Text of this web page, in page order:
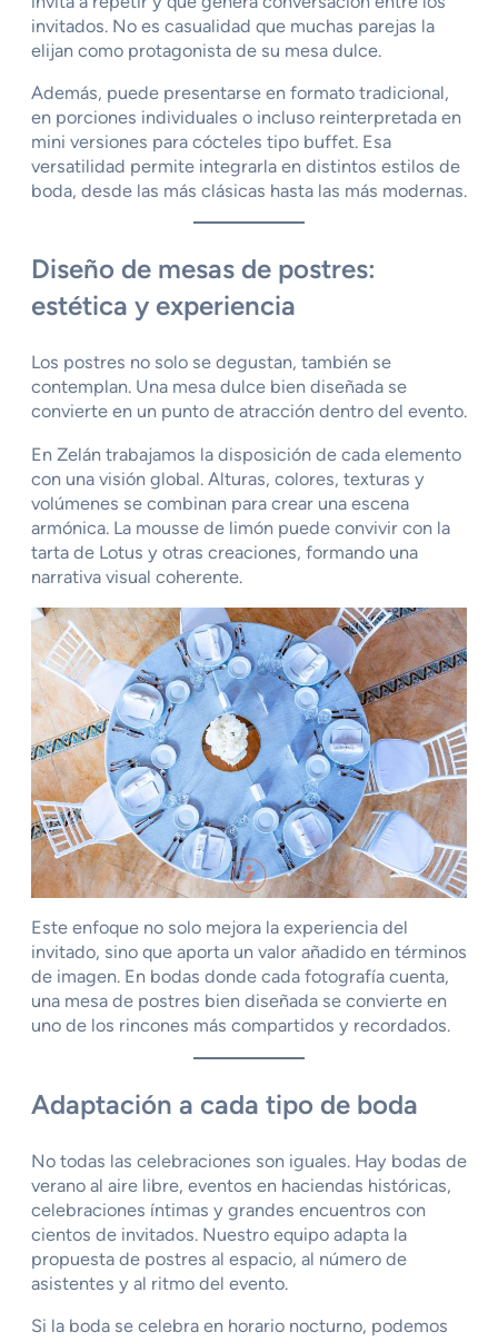
invitados. No es casualidad que muchas parejas la
elijan como protagonista de su mesa dulce.
Además, puede presentarse en formato tradicional,
en porciones individuales o incluso reinterpretada en
mini versiones para cócteles tipo buffet. Esa
versatilidad permite integrarla en distintos estilos de
boda, desde las más clásicas hasta las más modernas.
Diseño de mesas de postres:
estética y experiencia
Los postres no solo se degustan, también se
contemplan. Una mesa dulce bien diseñada se
convierte en un punto de atracción dentro del evento.
En Zelán trabajamos la disposición de cada elemento
con una visión global. Alturas, colores, texturas y
volúmenes se combinan para crear una escena
armónica. La mousse de limón puede convivir con la
tarta de Lotus y otras creaciones, formando una
narrativa visual coherente.
Este enfoque no solo mejora la experiencia del
invitado, sino que aporta un valor añadido en términos
de imagen. En bodas donde cada fotografía cuenta,
una mesa de postres bien diseñada se convierte en
uno de los rincones más compartidos y recordados.
Adaptación a cada tipo de boda
No todas las celebraciones son iguales. Hay bodas de
verano al aire libre, eventos en haciendas históricas,
celebraciones íntimas y grandes encuentros con
cientos de invitados. Nuestro equipo adapta la
propuesta de postres al espacio, al número de
asistentes y al ritmo del evento.
Si la boda se celebra en horario nocturno, podemos